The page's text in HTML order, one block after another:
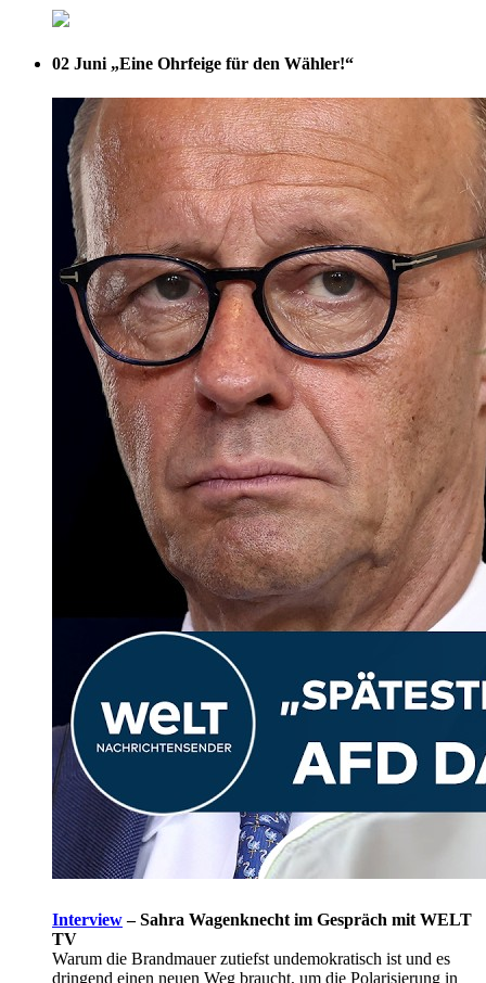
02 Juni„Eine Ohrfeige für den Wähler!“
Interview– Sahra Wagenknecht im Gespräch mit WELT
TV
Warum die Brandmauer zutiefst undemokratisch ist und es
dringend einen neuen Weg braucht, um die Polarisierung in